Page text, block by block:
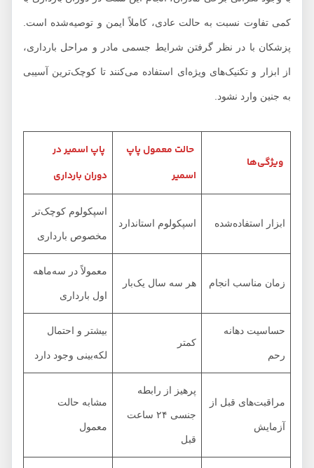
کمی تفاوت نسبت به حالت عادی، کاملاً ایمن و توصیه‌شده است.
پزشکان با در نظر گرفتن شرایط جسمی مادر و مراحل بارداری،
از ابزار و تکنیک‌های ویژه‌ای استفاده می‌کنند تا کوچک‌ترین آسیبی
به جنین وارد نشود.
ویژگی‌ها
حالت معمول پاپ
اسمیر
پاپ اسمیر در
دوران بارداری
ابزار استفاده‌شده اسپکولوم استاندارد
اسپکولوم کوچک‌تر
مخصوص بارداری
زمان مناسب انجام هر سه سال یک‌بار
معمولاً در سه‌ماهه
اول بارداری
حساسیت دهانه بیشتر و احتمال
لکه‌بینی وجود دارد
مراقبت‌های قبل از
آزمایش
پرهیز از رابطه
جنسی ۲۴ ساعت
مشابه حالت
معمول